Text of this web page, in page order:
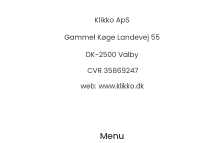
web: www.klikko.dk
Menu